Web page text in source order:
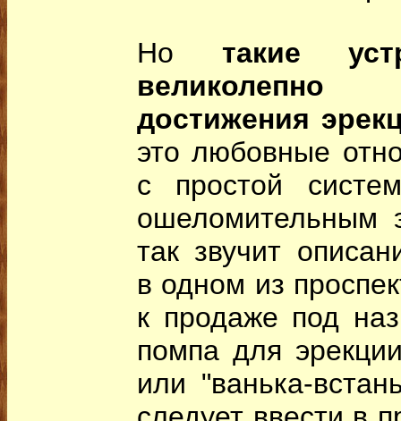
Но такие
великолепно
достижения
это любовные
с простой
ошеломительным
так звучит
в одном из
к продаже под
помпа для
или "ванька-